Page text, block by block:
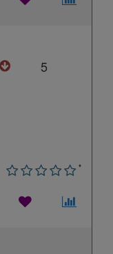
5
*